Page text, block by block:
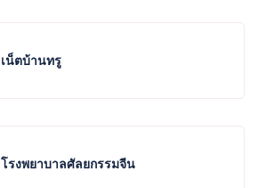
เน็ตบ้านทรู
โรงพยาบาลศัลยกรรมจีน